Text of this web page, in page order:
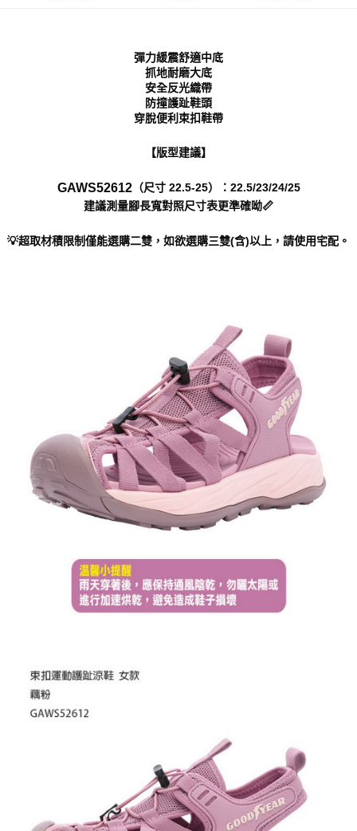
１．透過由恩沛科技股份有限公司提供之「AFTEE先享後付」服務完成之交
易，需依本服務之必要範圍內提供個人資料，並將交易相關給付款項請求債
權轉讓予恩沛科技股份有限公司。
２．關於個人資料處理事宜，請瀏覽以下網址：
https://aftee.tw/terms/#terms3
「AFTEE先享後付」，若未經同意申辦者引起之損失，本公司不負相關責
４．使用「AFTEE先享後付」時，將依據個別帳號之用戶狀況，依本公司即
時審查核予不同之上限額度；若仍有額度不足之情形，本公司將視審查結果
請求用戶進行身份認證。
恩沛科技股份有限公司將有權停止該用戶之使用額度並採取法律行動。
每筆NT$90，滿NT$999(含以上)免運費
彈力緩震舒適中底
抓地耐磨大底
安全反光織帶
防撞護趾鞋頭
穿脫便利束扣鞋帶
【版型建議】
GAWS52612（尺寸 22.5-25）：22.5/23/24/25
建議測量腳長寬對照尺寸表更準確呦📏
💡超取材積限制僅能選購二雙，如欲選購三雙(含)以上，請使用宅配。